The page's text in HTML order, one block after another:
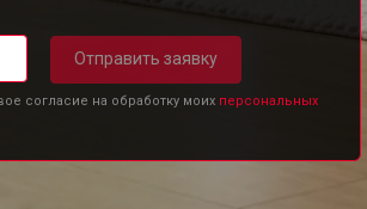
Отправить заявку
согласие на обработку моих персональных